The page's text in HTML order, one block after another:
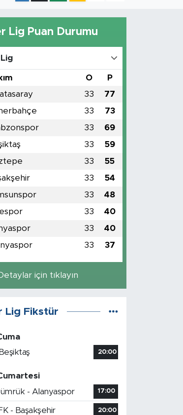
Lig Puan Durumu
O P
33 77
33 73
33 69
33 59
33 55
33 54
33 48
33 40
33 40
33 37
için tıklayın
Lig Fikstür
20:00
- Alanyaspor
17:00
- Başakşehir 20:00